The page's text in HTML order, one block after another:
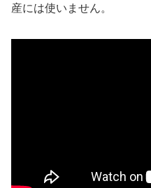
産には使いません。